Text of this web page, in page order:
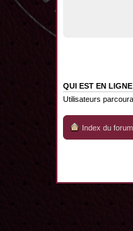
QUI EST EN LIGNE
Utilisateurs
Index du forum